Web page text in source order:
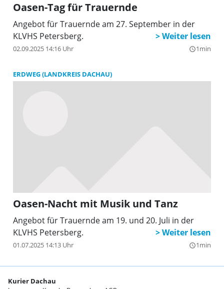
Oasen-Tag für Trauernde
Angebot für Trauernde am 27. September in der
KLVHS Petersberg.
02.09.2025 14:16 Uhr query_builder1min
ERDWEG (LANDKREIS DACHAU)
Oasen-Nacht mit Musik und Tanz
Angebot für Trauernde am 19. und 20. Juli in der
KLVHS Petersberg.
01.07.2025 14:13 Uhr query_builder1min
Kurier Dachau